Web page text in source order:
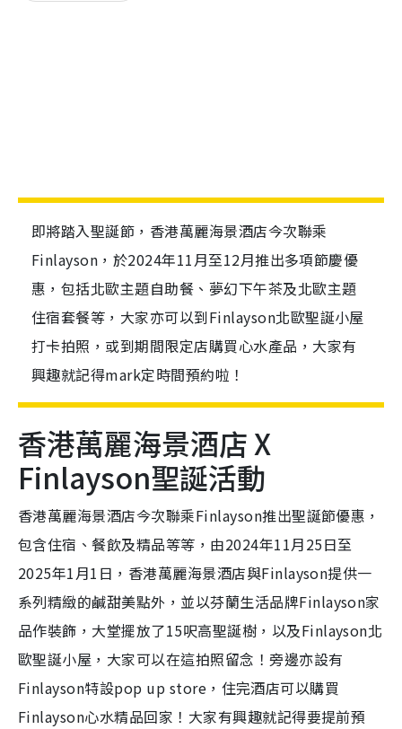
即將踏入聖誕節，香港萬麗海景酒店今次聯乘
Finlayson，於2024年11月至12月推出多項節慶優
惠，包括北歐主題自助餐、夢幻下午茶及北歐主題
住宿套餐等，大家亦可以到Finlayson北歐聖誕小屋
打卡拍照，或到期間限定店購買心水產品，大家有
興趣就記得mark定時間預約啦！
香港萬麗海景酒店 X
Finlayson聖誕活動
香港萬麗海景酒店今次聯乘Finlayson推出聖誕節優惠，
包含住宿、餐飲及精品等等，由2024年11月25日至
2025年1月1日，香港萬麗海景酒店與Finlayson提供一
系列精緻的鹹甜美點外，並以芬蘭生活品牌Finlayson家
品作裝飾，大堂擺放了15呎高聖誕樹，以及Finlayson北
歐聖誕小屋，大家可以在這拍照留念！旁邊亦設有
Finlayson特設pop up store，住完酒店可以購買
Finlayson心水精品回家！大家有興趣就記得要提前預